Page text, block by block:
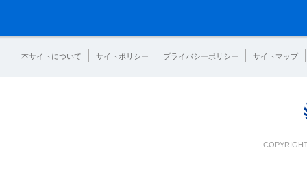
本サイトについて サイトポリシー プライバシーポリシー サイトマップ